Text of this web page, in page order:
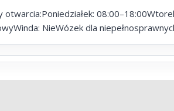
otwarcia:Poniedziałek:
NieWózek dla